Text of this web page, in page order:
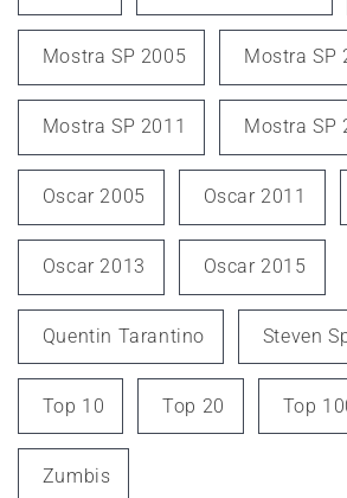
Mostra SP 2005 Mostra SP
Mostra SP 2011 Mostra SP
Oscar 2005 Oscar 2011
Oscar 2013 Oscar 2015
Quentin Tarantino Steven
Top 10 Top 20 Top
Zumbis